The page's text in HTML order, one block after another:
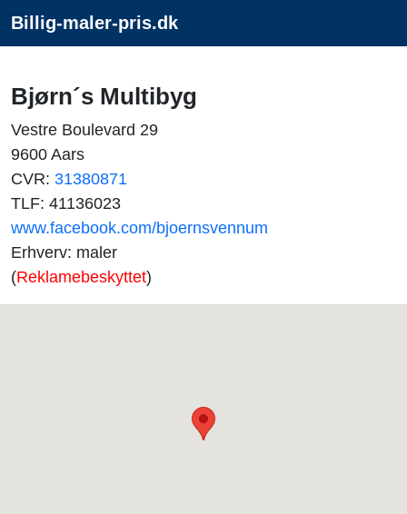
Billig-maler-pris.dk
Bjørn´s Multibyg
Vestre Boulevard 29
9600 Aars
CVR: 31380871
TLF: 41136023
www.facebook.com/bjoernsvennum
Erhverv: maler
(Reklamebeskyttet)